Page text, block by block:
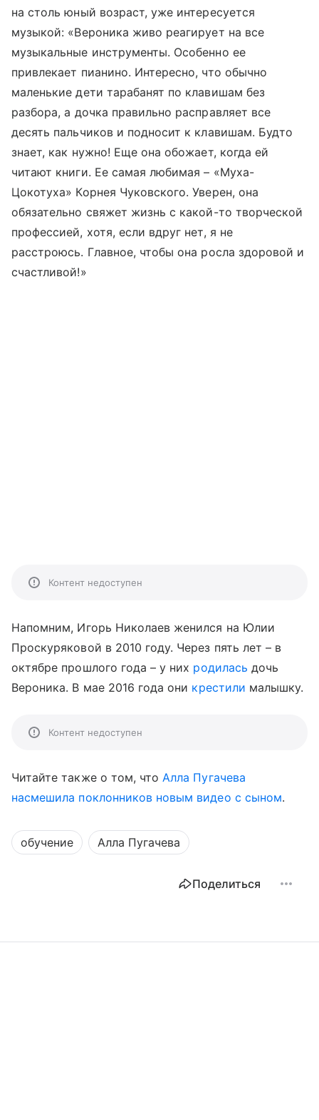
на столь юный возраст, уже интересуется
музыкой: «Вероника живо реагирует на все
музыкальные инструменты. Особенно ее
привлекает пианино. Интересно, что обычно
маленькие дети тарабанят по клавишам без
разбора, а дочка правильно расправляет все
десять пальчиков и подносит к клавишам. Будто
знает, как нужно! Еще она обожает, когда ей
читают книги. Ее самая любимая – «Муха-
Цокотуха» Корнея Чуковского. Уверен, она
обязательно свяжет жизнь с какой-то творческой
профессией, хотя, если вдруг нет, я не
расстроюсь. Главное, чтобы она росла здоровой и
счастливой!»
Контент недоступен
Напомним, Игорь Николаев женился на Юлии
Проскуряковой в 2010 году. Через пять лет – в
октябре прошлого года – у них родилась дочь
Вероника. В мае 2016 года они крестили малышку.
Контент недоступен
Читайте также о том, чтоАлла Пугачева
насмешила поклонников новым видео с сыном.
обучение Алла Пугачева
Поделиться